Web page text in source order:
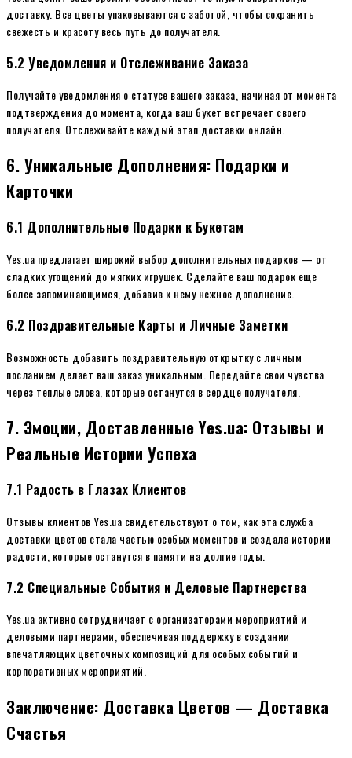
доставку. Все цветы упаковываются с заботой, чтобы сохранить
свежесть и красоту весь путь до получателя.
5.2 Уведомления и Отслеживание Заказа
Получайте уведомления о статусе вашего заказа, начиная от момента
подтверждения до момента, когда ваш букет встречает своего
получателя. Отслеживайте каждый этап доставки онлайн.
6. Уникальные Дополнения: Подарки и
Карточки
6.1 Дополнительные Подарки к Букетам
Yes.ua предлагает широкий выбор дополнительных подарков — от
сладких угощений до мягких игрушек. Сделайте ваш подарок еще
более запоминающимся, добавив к нему нежное дополнение.
6.2 Поздравительные Карты и Личные Заметки
Возможность добавить поздравительную открытку с личным
посланием делает ваш заказ уникальным. Передайте свои чувства
через теплые слова, которые останутся в сердце получателя.
7. Эмоции, Доставленные Yes.ua: Отзывы и
Реальные Истории Успеха
7.1 Радость в Глазах Клиентов
Отзывы клиентов Yes.ua свидетельствуют о том, как эта служба
доставки цветов стала частью особых моментов и создала истории
радости, которые останутся в памяти на долгие годы.
7.2 Специальные События и Деловые Партнерства
Yes.ua активно сотрудничает с организаторами мероприятий и
деловыми партнерами, обеспечивая поддержку в создании
впечатляющих цветочных композиций для особых событий и
корпоративных мероприятий.
Заключение: Доставка Цветов — Доставка
Счастья